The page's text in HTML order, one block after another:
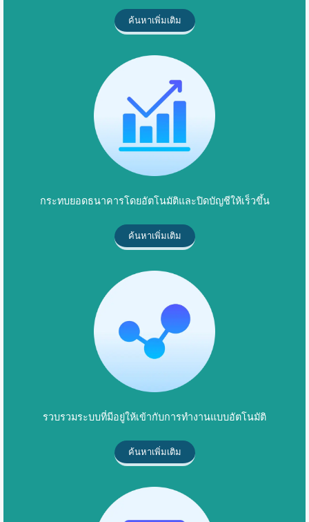
ค้นหาเพิ่มเติม
กระทบยอดธนาคารโดยอัตโนมัติและปิดบัญชีให้เร็วขึ้น
ค้นหาเพิ่มเติม
รวบรวมระบบที่มีอยู่ให้เข้ากับการทำงานแบบอัตโนมัติ
ค้นหาเพิ่มเติม